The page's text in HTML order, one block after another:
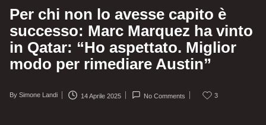
Per chi non lo avesse capito è
successo: Marc Marquez ha vinto
in Qatar: “Ho aspettato. Miglior
modo per rimediare Austin”
Posted
By Simone Landi 14 Aprile 2025 No Comments 3